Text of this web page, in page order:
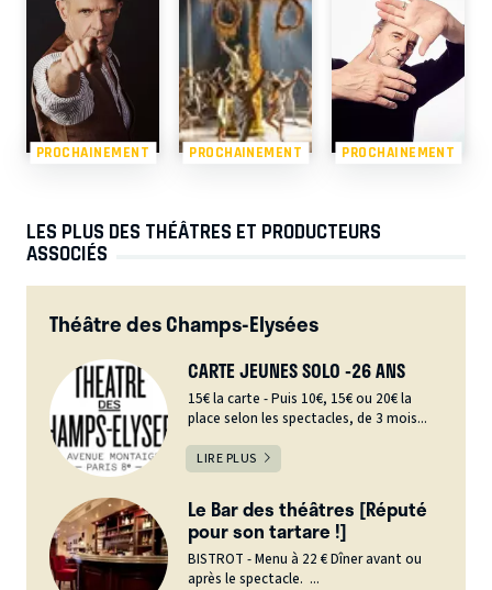
PROCHAINEMENT PROCHAINEMENT PROCHAINEMENT
LES PLUS DES THÉÂTRES ET PRODUCTEURS
ASSOCIÉS
Théâtre des Champs-Elysées
CARTE JEUNES SOLO -26 ANS
15€ la carte - Puis 10€, 15€ ou 20€ la
place selon les spectacles, de 3 mois...
LIRE PLUS
Le Bar des théâtres [Réputé
pour son tartare !]
BISTROT - Menu à 22 € Dîner avant ou
après le spectacle. ...